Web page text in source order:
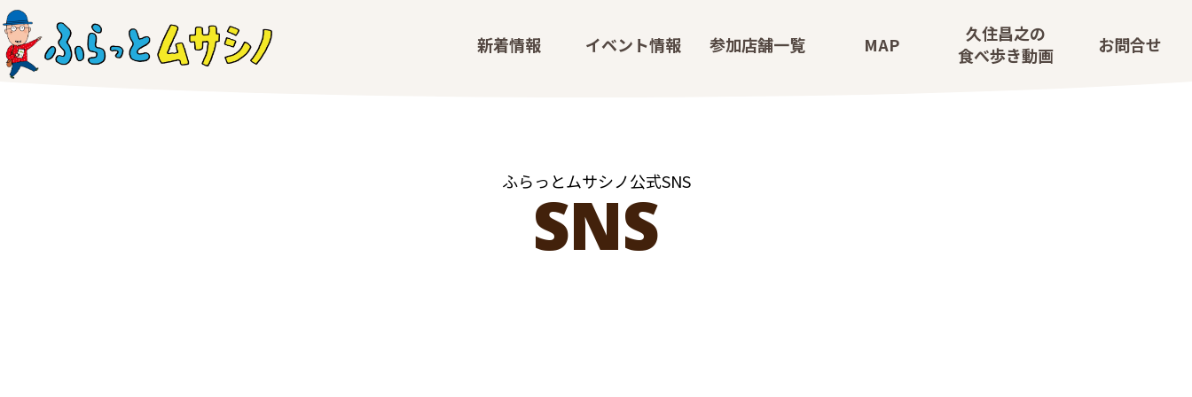
新着情報 イベン ト情報 参加店舗一覧 MAP 久住昌之の
食べ歩き動画 お問合せ
ふらっとムサシノ公式SNS
SNS